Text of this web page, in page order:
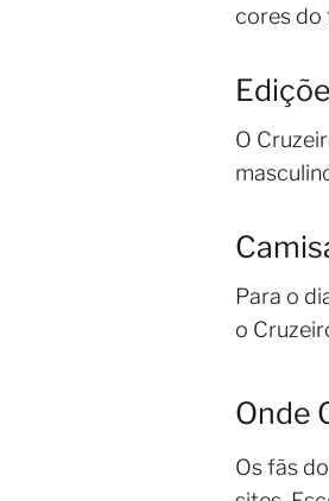
cores do
O
Para o
o
Onde
Os fãs